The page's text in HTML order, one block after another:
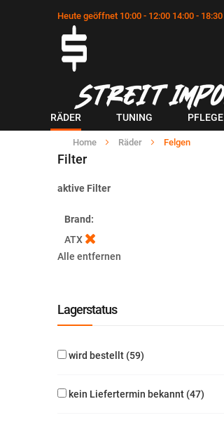
Heute geöffnet 10:00 - 12:00 14:00 - 18:30
RÄDER TUNING PFLEGE
Home Räder Felgen
Filter
aktive Filter
Brand
ATX
Alle entfernen
Lagerstatus
wird bestellt 59
kein Liefertermin bekannt 47